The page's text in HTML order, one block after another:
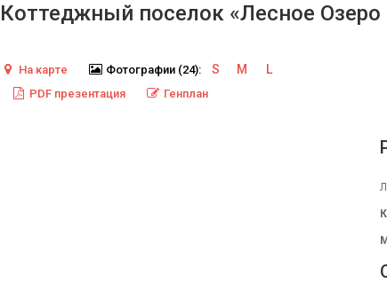
Коттеджный поселок «Лесное Озеро
На карте Фотографии (24): S M L
PDF презентация Генплан